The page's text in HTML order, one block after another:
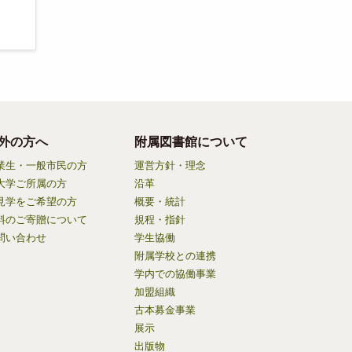
の方へ
生・一般市民の方
学ご所属の方
学をご希望の方
のご寄贈について
い合わせ
附属図書館について
運営方針・理念
沿革
概要・統計
規程・指針
学生協働
附属学校との連携
学内での協働事業
加盟組織
古本募金事業
展示
出版物